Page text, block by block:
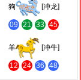
狗 [冲龙]
09 21 33 45
羊 [冲牛]
12 24 36 48